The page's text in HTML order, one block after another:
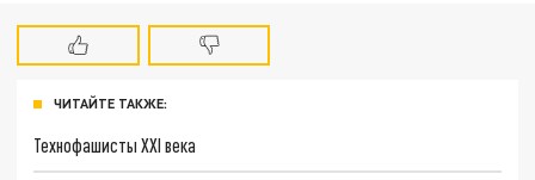
ЧИТАЙТЕ ТАКЖЕ:
Технофашисты XXI века